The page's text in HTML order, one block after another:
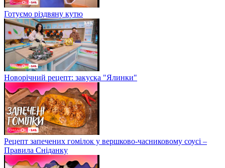
Готуємо різдвяну кутю
Новорічний рецепт: закуска "Ялинки"
Рецепт запечених гомілок у вершково-часниковому соусі –
Правила Сніданку